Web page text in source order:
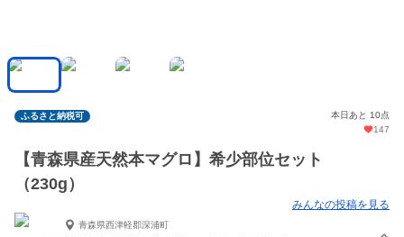
ふるさと納税可
本日あと 10点
147
【青森県産天然本マグロ】希少部位セット
（230g）
みんなの投稿を見る
青森県西津軽郡深浦町